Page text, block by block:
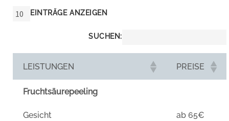
EINTRÄGE ANZEIGEN
SUCHEN:
LEISTUNGEN PREISE
Fruchtsäurepeeling
Gesicht ab 65€